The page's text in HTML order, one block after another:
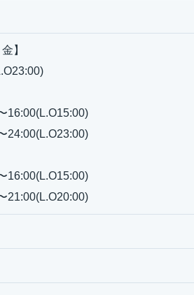
】
24:00(L.O23:00)
21:00(L.O20:00)